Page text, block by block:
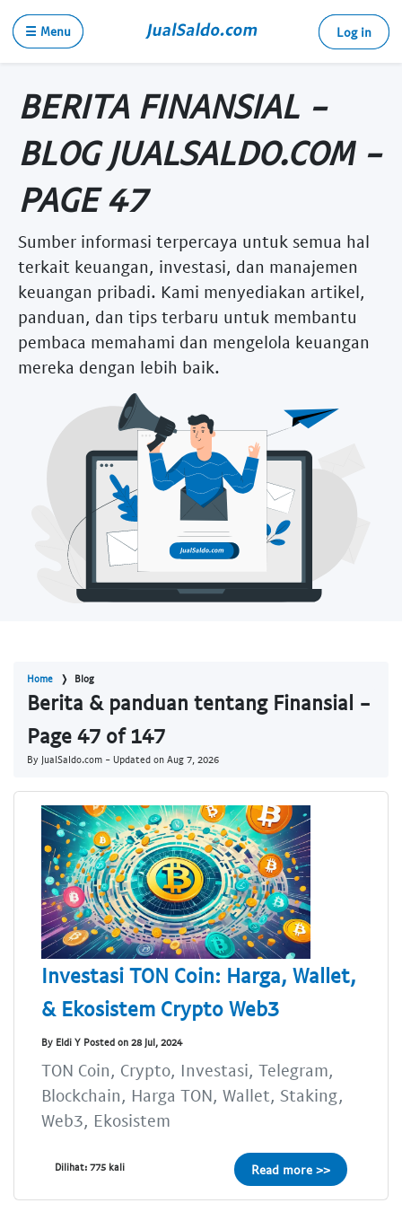
☰ Menu Log in
BERITA FINANSIAL -
BLOG JUALSALDO.COM -
PAGE 47
Sumber informasi terpercaya untuk semua hal
terkait keuangan, investasi, dan manajemen
keuangan pribadi. Kami menyediakan artikel,
panduan, dan tips terbaru untuk membantu
pembaca memahami dan mengelola keuangan
mereka dengan lebih baik.
Home Blog
Berita & panduan tentang Finansial -
Page 47 of 147
By JualSaldo.com - Updated on Aug 7, 2026
Investasi TON Coin: Harga, Wallet,
& Ekosistem Crypto Web3
By Eldi Y Posted on 28 Jul, 2024
TON Coin, Crypto, Investasi, Telegram,
Blockchain, Harga TON, Wallet, Staking,
Web3, Ekosistem
Dilihat: 775 kali Read more >>